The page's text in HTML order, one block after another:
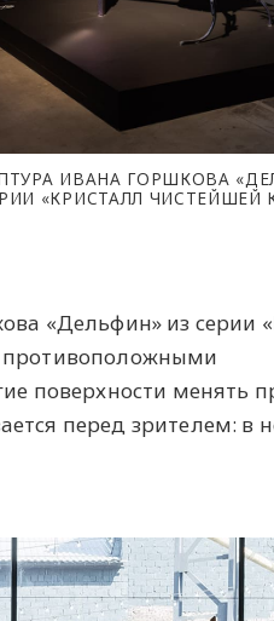
ИВАНА ГОРШКОВА
«КРИСТАЛЛ ЧИСТЕЙШЕЙ
«Дельфин» из серии
противоположными
поверхности менять
перед зрителем: в